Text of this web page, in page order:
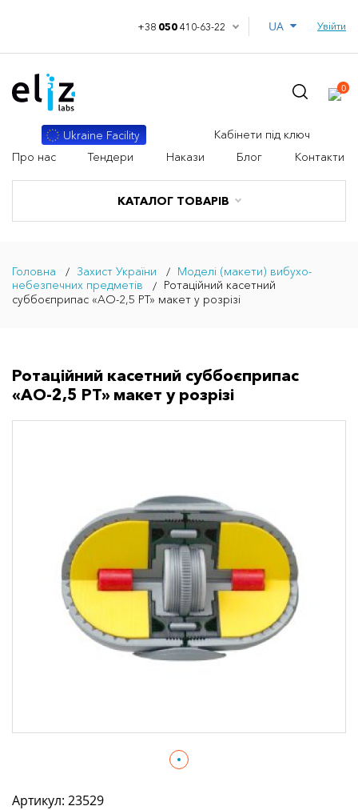
+38 050410-63-22 Увійти
КАТАЛОГ ТОВАРІВ
Ukraine Facility
Кабінети під ключ
Про нас
Тендери Накази Блог Контакти
0
Головна Захист України
Моделі (макети) вибухо-
небезпечних предметів
Ротаційний касетний
суббоєприпас «АО-2,5 РТ» макет у розрізі
Ротаційний касетний суббоєприпас
«АО-2,5 РТ» макет у розрізі
Артикул: 23529